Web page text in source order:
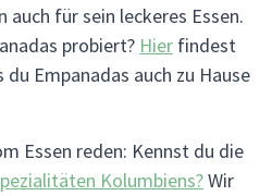
auch für sein leckeres Essen.
probiert? Hier findest
Empanadas auch zu Hause
Essen reden: Kennst du die
Kolumbiens?Wir